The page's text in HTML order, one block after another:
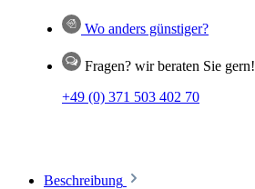
Wo anders günstiger?
Fragen? wir beraten Sie gern!
+49 (0) 371 503 402 70
Beschreibung